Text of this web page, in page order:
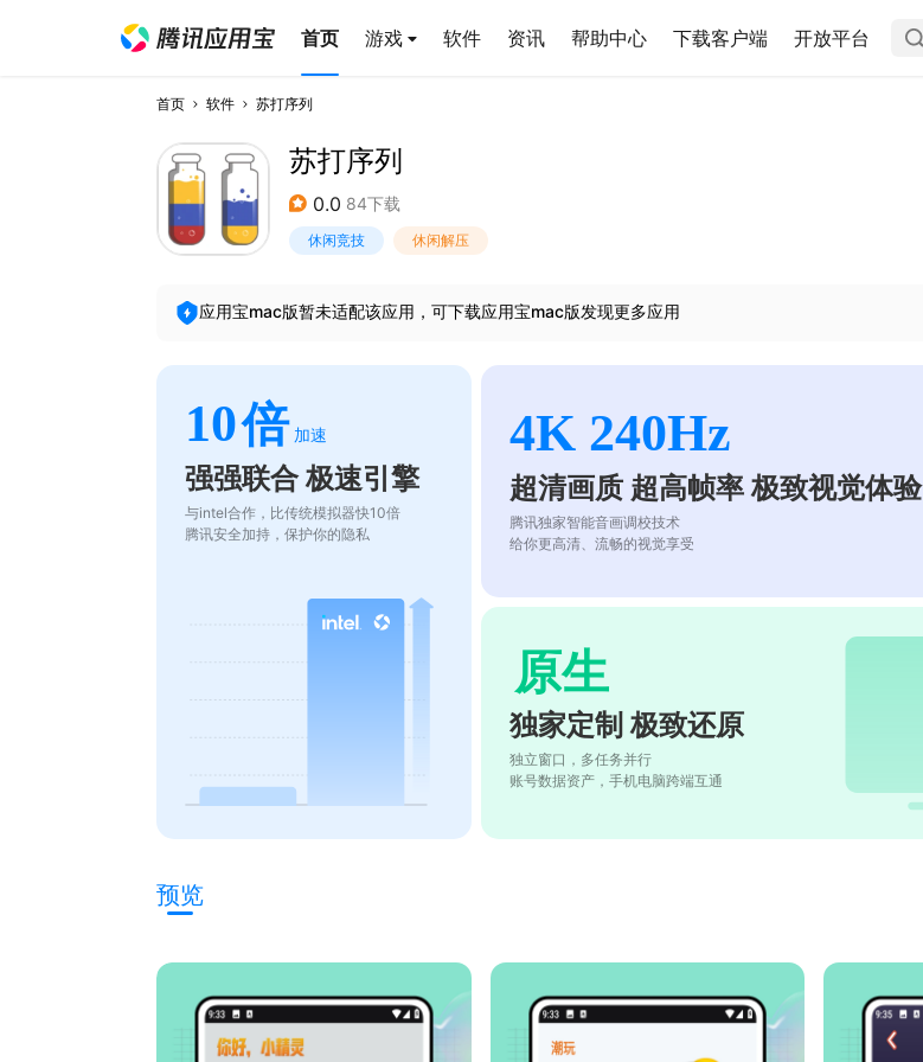
首页 游戏 软件 资讯 帮助中心 下载客户端 开放平台
首页 软件 苏打序列
苏打序列
0.0 84下载
休闲竞技 休闲解压
应用宝mac版暂未适配该应用，可下载应用宝mac版发现更多应用
10倍 加速
强强联合 极速引擎
与intel合作，比传统模拟器快10倍
腾讯安全加持，保护你的隐私
4K 240Hz
超清画质 超高帧率 极致视觉体验
腾讯独家智能音画调校技术
给你更高清、流畅的视觉享受
原生
独家定制 极致还原
独立窗口，多任务并行
账号数据资产，手机电脑跨端互通
预览